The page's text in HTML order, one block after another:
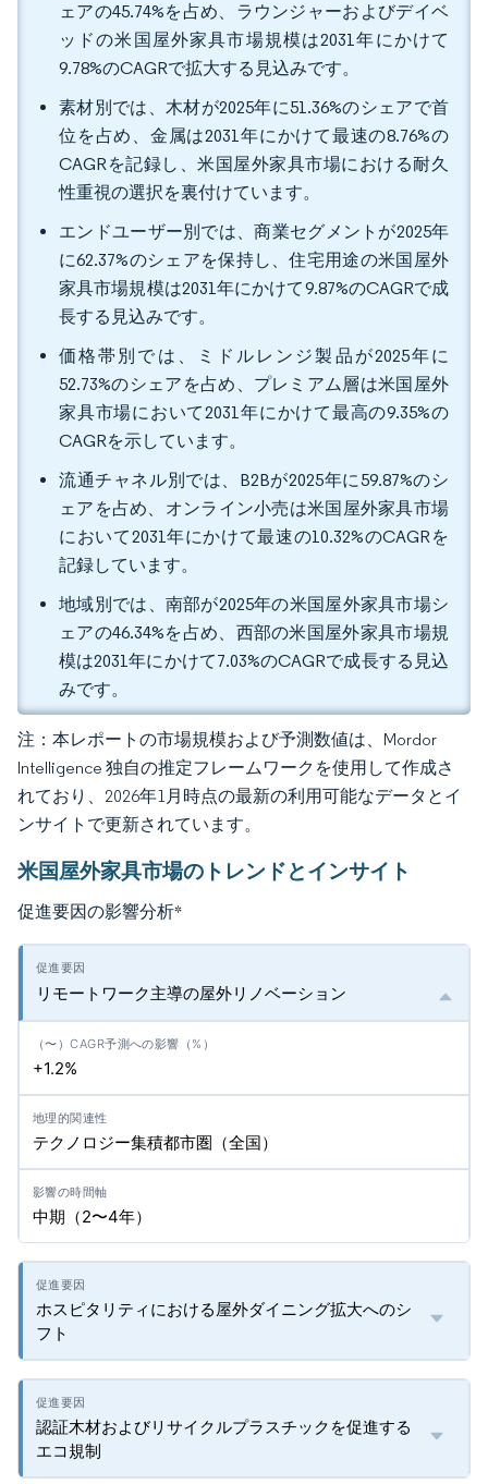
ェアの45.74%を占め、ラウンジャーおよびデイベ
ッドの米国屋外家具市場規模は2031年にかけて
9.78%のCAGRで拡大する見込みです。
素材別では、木材が2025年に51.36%のシェアで首
位を占め、金属は2031年にかけて最速の8.76%の
CAGRを記録し、米国屋外家具市場における耐久
性重視の選択を裏付けています。
エンドユーザー別では、商業セグメントが2025年
に62.37%のシェアを保持し、住宅用途の米国屋外
家具市場規模は2031年にかけて9.87%のCAGRで成
長する見込みです。
価格帯別では、ミドルレンジ製品が2025年に
52.73%のシェアを占め、プレミアム層は米国屋外
家具市場において2031年にかけて最高の9.35%の
CAGRを示しています。
流通チャネル別では、B2Bが2025年に59.87%のシ
ェアを占め、オンライン小売は米国屋外家具市場
において2031年にかけて最速の10.32%のCAGRを
記録しています。
地域別では、南部が2025年の米国屋外家具市場シ
ェアの46.34%を占め、西部の米国屋外家具市場規
模は2031年にかけて7.03%のCAGRで成長する見込
みです。
注：本レポートの市場規模および予測数値は、Mordor
Intelligence 独自の推定フレームワークを使用して作成さ
れており、2026年1月時点の最新の利用可能なデータとイ
ンサイトで更新されています。
米国屋外家具市場のトレンドとインサイト
促進要因の影響分析*
リモートワーク主導の屋外リノベーション
+1.2%
テクノロジー集積都市圏（全国）
中期（2〜4年）
ホスピタリティにおける屋外ダイニング拡大へのシ
フト
認証木材およびリサイクルプラスチックを促進する
エコ規制